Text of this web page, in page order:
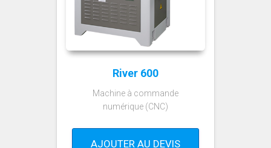
River 600
Machine à commande
numérique (CNC)
AJOUTER AU DEVIS